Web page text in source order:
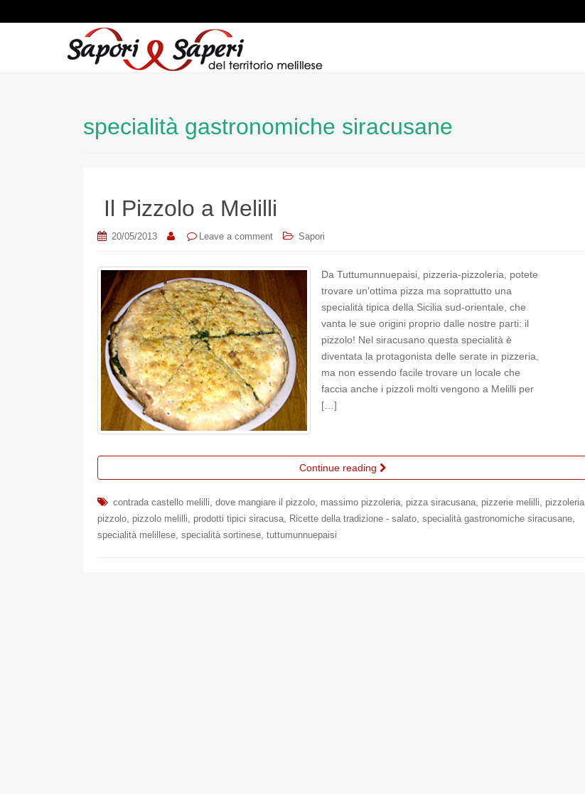
specialità gastronomiche siracusane
Il Pizzolo a Melilli
20/05/2013 Leave a comment Sapori
Da Tuttumunnuepaisi, pizzeria-pizzoleria, potete
trovare un’ottima pizza ma soprattutto una
specialità tipica della Sicilia sud-orientale, che
vanta le sue origini proprio dalle nostre parti: il
pizzolo! Nel siracusano questa specialità è
diventata la protagonista delle serate in pizzeria,
ma non essendo facile trovare un locale che
faccia anche i pizzoli molti vengono a Melilli per
[…]
Continue reading
contrada castello melilli dove mangiare il pizzolo massimo pizzoleria pizza siracusana pizzerie melilli pizzoleria
pizzolo pizzolo melilli prodotti tipici siracusa Ricette della tradizione - salato specialità gastronomiche siracusane
specialità melillese specialità sortinese tuttumunnuepaisi